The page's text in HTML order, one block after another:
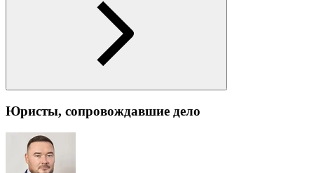
Юристы, сопровождавшие дело